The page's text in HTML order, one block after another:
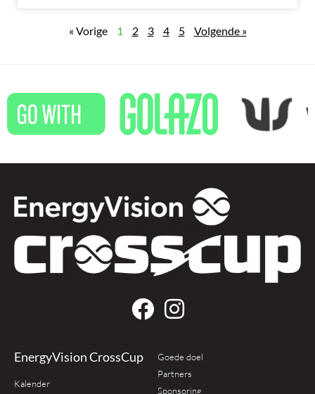
« Vorige 1 2 3 4 5 Volgende »
EnergyVision CrossCup
Kalender
Goede doel
Partners
Sponsoring